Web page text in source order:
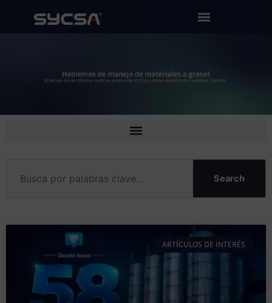
Search
ARTÍCULOS DE INTERÉS